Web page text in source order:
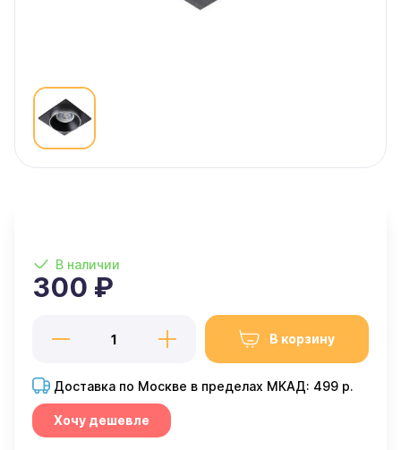
В наличии
300 ₽
В корзину
Доставка по Москве в пределах МКАД: 499 р.
Хочу дешевле